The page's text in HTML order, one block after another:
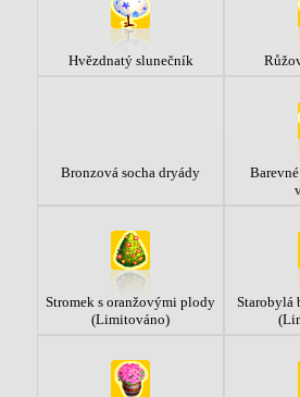
Hvězdnatý slunečník
Bronzová socha dryády
Stromek s oranžovými plody
(Limitováno)
Starobylá